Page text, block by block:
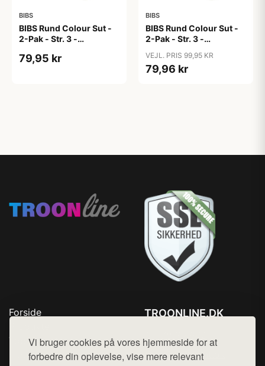
Vi bruger cookies på vores hjemmeside for at
forbedre din oplevelse, vise mere relevant
BIBS
BIBS Rund Colour Sut -
2-Pak - Str. 3 -
Oak/Ivory
79,95 kr
BIBS
BIBS Rund Colour Sut -
2-Pak - Str. 3 -
Black/Vanilla
VEJL. PRIS 99,95 KR
79,96 kr
Forside
Top Rabatter
Blog
TROONLINE.DK
Mail: hej@want.dk